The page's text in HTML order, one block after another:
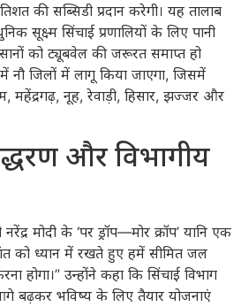
की सब्सिडी प्रदान करेगी। यह तालाब
सूक्ष्म सिंचाई प्रणालियों के लिए पानी
को ट्यूबवेल की जरूरत समाप्त हो
नौ जिलों में लागू किया जाएगा, जिसमें
महेंद्रगढ़, नूह, रेवाड़ी, हिसार, झज्जर और
और विभागीय
नरेंद्र मोदी के ‘पर ड्रॉप—मोर क्रॉप’ यानि एक
को ध्यान में रखते हुए हमें सीमित जल
होगा।” उन्होंने कहा कि सिंचाई विभाग
बढ़कर भविष्य के लिए तैयार योजनाएं